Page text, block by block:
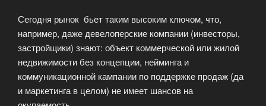
Сегодня рынок бьет таким высоким ключом, что,
например, даже девелоперские компании (инвесторы,
застройщики) знают: объект коммерческой или жилой
недвижимости без концепции, нейминга и
коммуникационной кампании по поддержке продаж (да
и маркетинга в целом) не имеет шансов на